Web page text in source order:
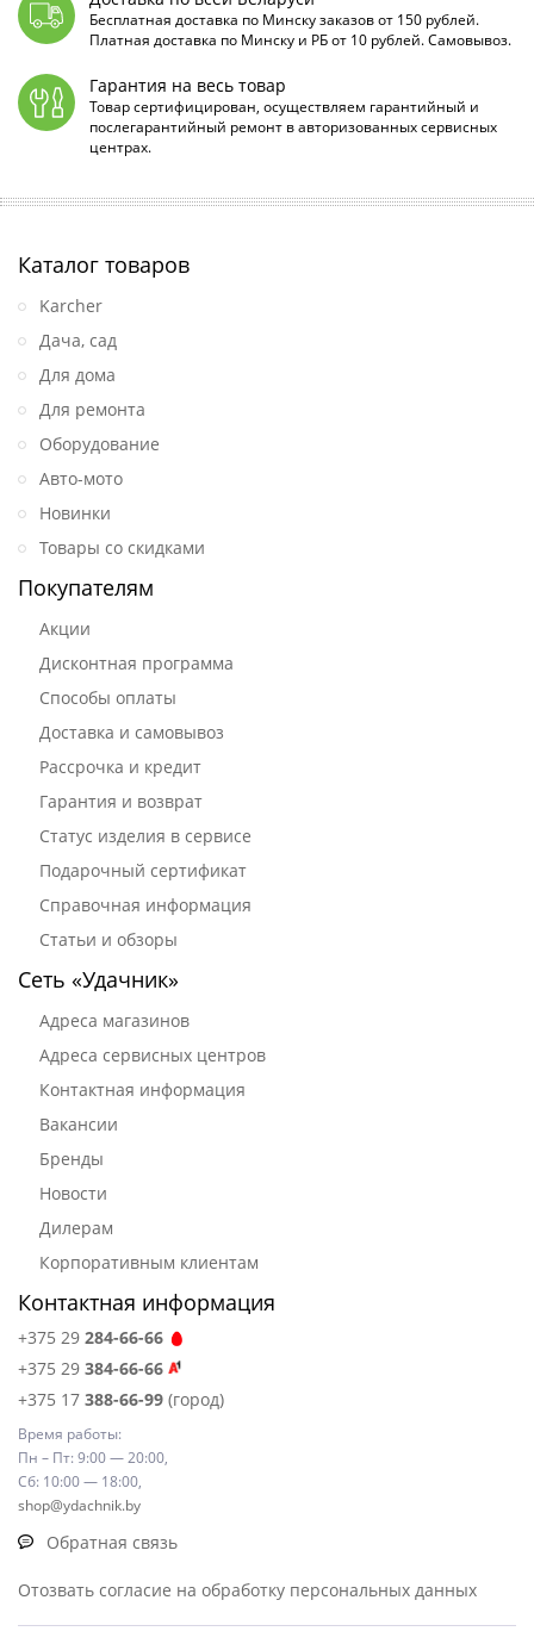
Бесплатная доставка по Минску заказов от 150 рублей.
Платная доставка по Минску и РБ от 10 рублей. Самовывоз.
Гарантия на весь товар
Товар сертифицирован, осуществляем гарантийный и
послегарантийный ремонт в авторизованных сервисных
центрах.
Каталог товаров
Karcher
Дача, сад
Для дома
Для ремонта
Оборудование
Авто-мото
Новинки
Товары со скидками
Покупателям
Акции
Дисконтная программа
Способы оплаты
Доставка и самовывоз
Рассрочка и кредит
Гарантия и возврат
Статус изделия в сервисе
Подарочный сертификат
Справочная информация
Статьи и обзоры
Сеть «Удачник»
Адреса магазинов
Адреса сервисных центров
Контактная информация
Вакансии
Бренды
Новости
Дилерам
Корпоративным клиентам
Контактная информация
+375 29 284-66-66
+375 29 384-66-66
+375 17 388-66-99 (город)
Время работы:
Пн – Пт: 9:00 — 20:00,
Сб: 10:00 — 18:00,
shop@ydachnik.by
Обратная связь
Отозвать согласие на обработку персональных данных